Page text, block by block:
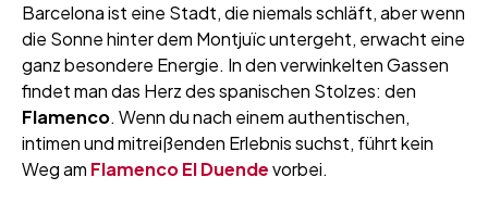
Barcelona ist eine Stadt, die niemals schläft, aber wenn
die Sonne hinter dem Montjuïc untergeht, erwacht eine
ganz besondere Energie. In den verwinkelten Gassen
findet man das Herz des spanischen Stolzes: den
Flamenco. Wenn du nach einem authentischen,
intimen und mitreißenden Erlebnis suchst, führt kein
Weg am Flamenco El Duendevorbei.